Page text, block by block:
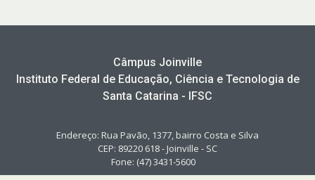
Câmpus Joinville
Instituto Federal de Educação, Ciência e Tecnologia de
Santa Catarina - IFSC
Endereço: Rua Pavão, 1377, bairro Costa e Silva
CEP: 89220 618 - Joinville - SC
Fone: (47) 3431-5600